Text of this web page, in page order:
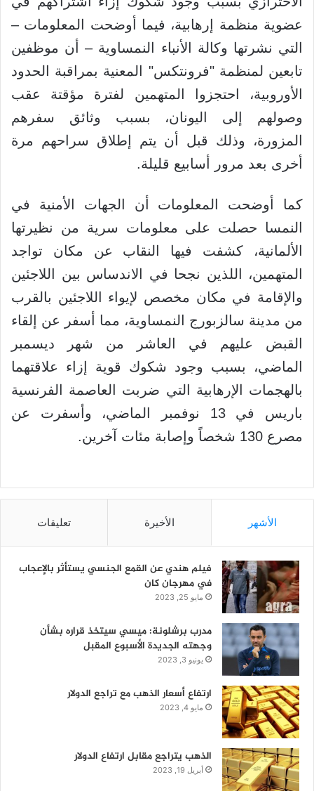
عضوية منظمة إرهابية، فيما أوضحت المعلومات –
التي نشرتها وكالة الأنباء النمساوية – أن موظفين
تابعين لمنظمة "فرونتكس" المعنية بمراقبة الحدود
الأوروبية، احتجزوا المتهمين لفترة مؤقتة عقب
وصولهم إلى اليونان، بسبب وثائق سفرهم
المزورة، وذلك قبل أن يتم إطلاق سراحهم مرة
أخرى بعد مرور أسابيع قليلة.
كما أوضحت المعلومات أن الجهات الأمنية في
النمسا حصلت على معلومات سرية من نظيرتها
الألمانية، كشفت فيها النقاب عن مكان تواجد
المتهمين، اللذين نجحا في الاندساس بين اللاجئين
والإقامة في مكان مخصص لإيواء اللاجئين بالقرب
من مدينة سالزبورج النمساوية، مما أسفر عن إلقاء
القبض عليهم في العاشر من شهر ديسمبر
الماضي، بسبب وجود شكوك قوية إزاء علاقتهما
بالهجمات الإرهابية التي ضربت العاصمة الفرنسية
باريس في 13 نوفمبر الماضي، وأسفرت عن
مصرع 130 شخصاً وإصابة مئات آخرين.
الأشهر الأخيرة تعليقات
فيلم هندي عن القمع الجنسي يستأثر بالإعجاب
في مهرجان كان
مايو 25, 2023
مدرب برشلونة: ميسي سيتخذ قراره بشأن
وجهته الجديدة الأسبوع المقبل
يونيو 3, 2023
ارتفاع أسعار الذهب مع تراجع الدولار
مايو 4, 2023
الذهب يتراجع مقابل ارتفاع الدولار
أبريل 19, 2023